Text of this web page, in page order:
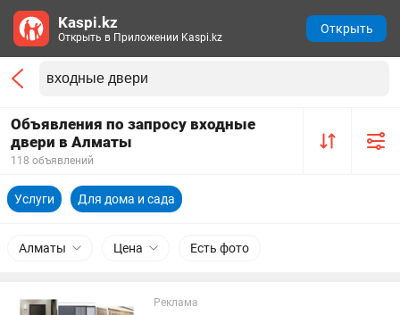
Объявления по запросу входные
двери в Алматы
118 объявлений
Услуги Для дома и сада
Алматы Цена Есть фото
Реклама
Kaspi.kz
Открыть в Приложении Kaspi.kz
Открыть